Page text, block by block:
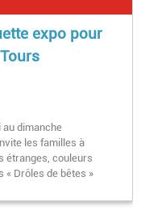
expo pour
au dimanche
les familles à
étranges, couleurs
Drôles de bêtes »